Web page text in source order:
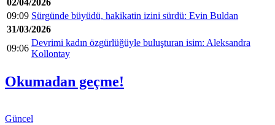
02/04/2026
09:09 Sürgünde büyüdü, hakikatin izini sürdü: Evin Buldan
31/03/2026
09:06
Devrimi kadın özgürlüğüyle buluşturan isim: Aleksandra
Kollontay
Okumadan geçme!
Güncel